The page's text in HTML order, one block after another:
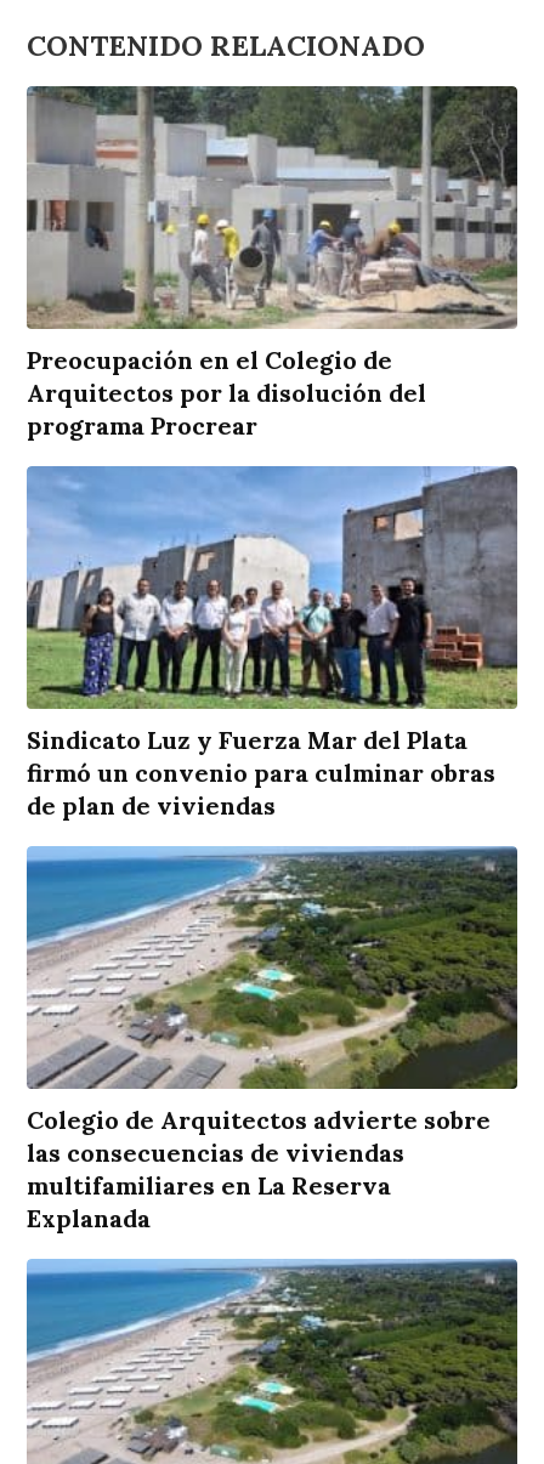
CONTENIDO RELACIONADO
Preocupación en el Colegio de
Arquitectos por la disolución del
programa Procrear
Sindicato Luz y Fuerza Mar del Plata
firmó un convenio para culminar obras
de plan de viviendas
Colegio de Arquitectos advierte sobre
las consecuencias de viviendas
multifamiliares en La Reserva
Explanada